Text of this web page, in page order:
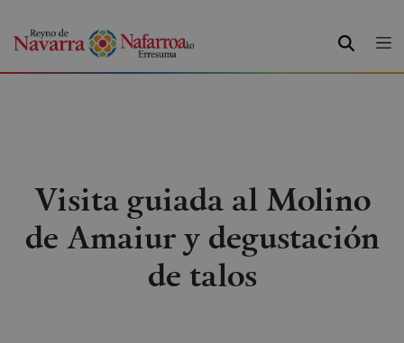
BUSCAR
Visita guiada al Molino
de Amaiur y degustación
de talos